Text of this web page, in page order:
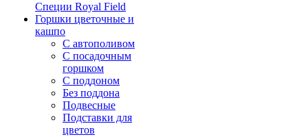
Специи Royal Field
Горшки цветочные и
кашпо
С автополивом
С посадочным
горшком
С поддоном
Без поддона
Подвесные
Подставки для
цветов